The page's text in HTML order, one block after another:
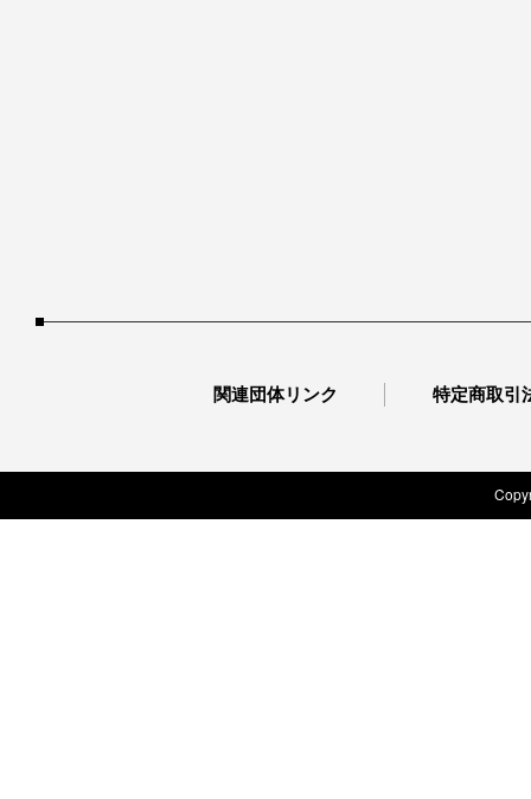
関連団体リンク 特定商取引